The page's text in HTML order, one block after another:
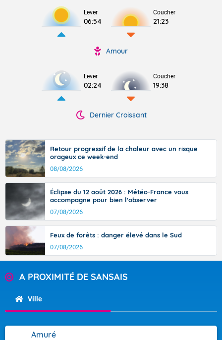
Lever
06:54
Coucher
21:23
Amour
Lever
02:24
Coucher
19:38
Dernier Croissant
Retour progressif de la chaleur avec un risque
orageux ce week-end
08/08/2026
Éclipse du 12 août 2026 : Météo-France vous
accompagne pour bien l'observer
07/08/2026
Feux de forêts : danger élevé dans le Sud
07/08/2026
A PROXIMITÉ DE SANSAIS
Ville
Amuré